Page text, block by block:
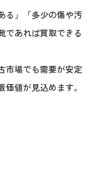
る」「多少の傷や汚
であれば買取できる
市場でも需要が安定
値が見込めます。